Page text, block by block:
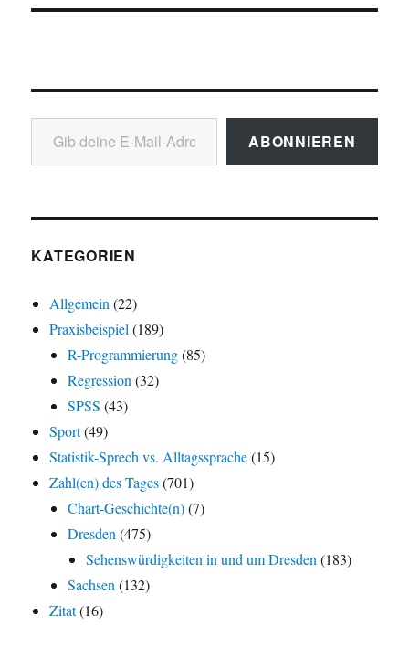
Gib deine E-Mail-Adresse ein ...
ABONNIEREN
KATEGORIEN
Allgemein(22)
Praxisbeispiel(189)
R-Programmierung(85)
Regression(32)
SPSS (43)
Sport(49)
Statistik-Sprech vs. Alltagssprache(15)
Zahl(en) des Tages(701)
Chart-Geschichte(n)(7)
Dresden(475)
Sehenswürdigkeiten in und um Dresden(183)
Sachsen(132)
Zitat(16)